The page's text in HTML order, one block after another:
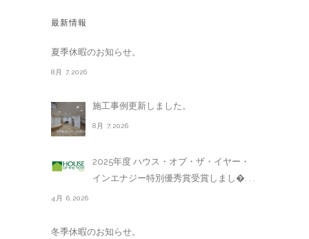
最新情報
夏季休暇のお知らせ。
8月 7,2026
施工事例更新しました。
8月 7,2026
2025年度 ハウス・オブ・ザ・イヤー・
インエナジー特別優秀賞受賞しまし�. . .
4月 6,2026
冬季休暇のお知らせ。